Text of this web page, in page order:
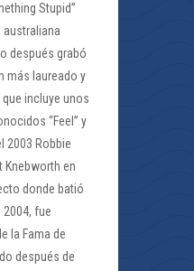
Stupid”
australiana
después grabó
más laureado y
incluye unos
“Feel” y
2003 Robbie
Knebworth en
donde batió
2004, fue
la Fama de
después de